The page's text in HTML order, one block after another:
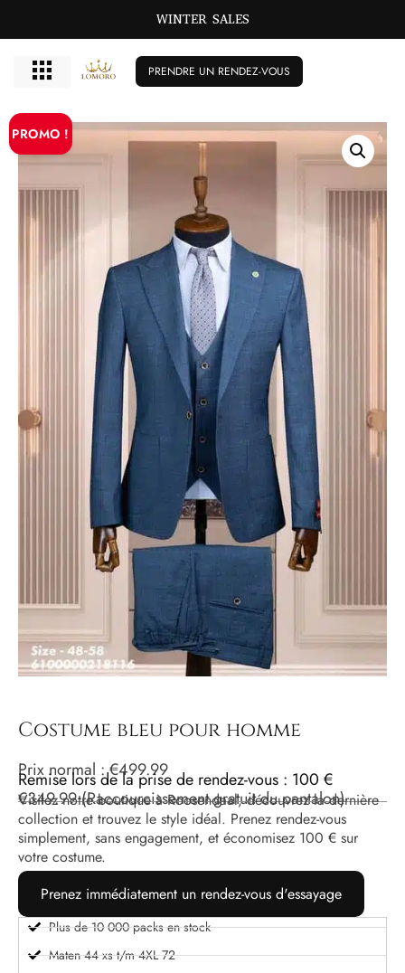
WINTER SALES
PRENDRE UN RENDEZ-VOUS
PROMO !
Costume bleu pour homme
Prix ​​normal :€499.99
Remise lors de la prise de rendez-vous : 100 €
€349.99(Raccourcissement gratuit du pantalon)
Visitez notre boutique à Roosendaal, découvrez la dernière
collection et trouvez le style idéal. Prenez rendez-vous
simplement, sans engagement, et économisez 100 € sur
votre costume.
Prenez immédiatement un rendez-vous d'essayage
Plus de 10 000 packs en stock
Maten 44 xs t/m 4XL 72